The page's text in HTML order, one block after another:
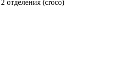
отделения (croco)